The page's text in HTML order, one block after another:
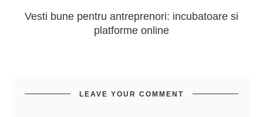
Vesti bune pentru antreprenori: incubatoare si
platforme online
LEAVE YOUR COMMENT